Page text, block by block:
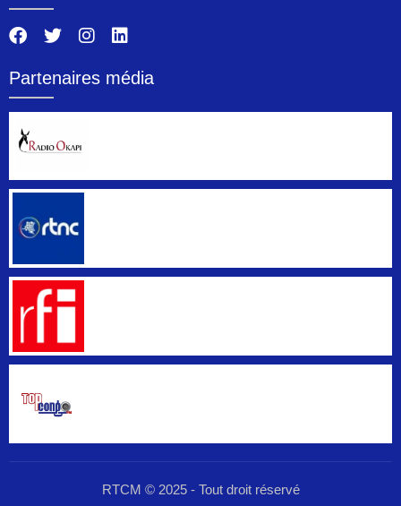
Partenaires média
RTCM © 2025 - Tout droit réservé